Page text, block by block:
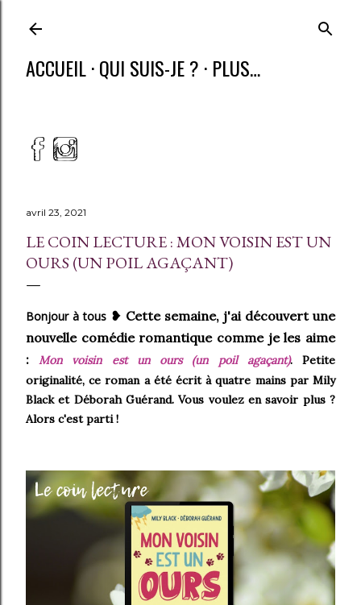
ACCUEIL QUI SUIS-JE ? PLUS…
avril 23, 2021
LE COIN LECTURE : MON VOISIN EST UN
OURS (UN POIL AGAÇANT)
Bonjour à tous ❥ Cette semaine, j'ai découvert une
nouvelle comédie romantique comme je les aime
:Mon voisin est un ours (un poil agaçant). Petite
originalité, ce roman a été écrit à quatre mains par Mily
Black et Déborah Guérand. Vous voulez en savoir plus ?
Alors c'est parti !